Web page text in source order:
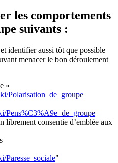
les comportements
suivants :
identifier aussi tôt que possible
menacer le bon déroulement
»
Polarisation_de_groupe
Pens%C3%A9e_de_groupe
librement consentie d’emblée aux
"